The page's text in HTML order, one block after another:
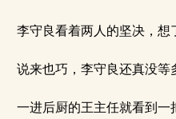
李守良看着两人的坚决，想
说来也巧，李守良还真没等
一进后厨的王主任就看到一